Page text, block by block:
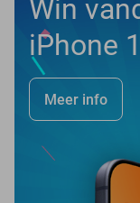
Win
iPhone
Meer info